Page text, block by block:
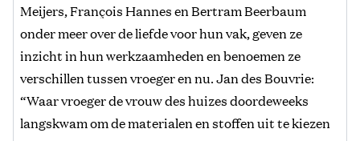
Meijers, François Hannes en Bertram Beerbaum
onder meer over de liefde voor hun vak, geven ze
inzicht in hun werkzaamheden en benoemen ze
verschillen tussen vroeger en nu. Jan des Bouvrie:
“Waar vroeger de vrouw des huizes doordeweeks
langskwam om de materialen en stoffen uit te kiezen